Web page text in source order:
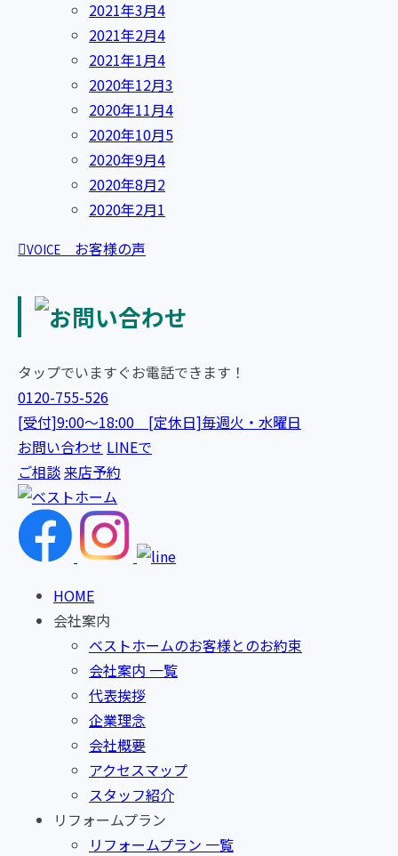
2021年3月4
2021年2月4
2021年1月4
2020年12月3
2020年11月4
2020年10月5
2020年9月4
2020年8月2
2020年2月1
VOICE お客様の声
タップでいますぐお電話できます！
0120-755-526
[受付]9:00～18:00 [定休日]毎週火・水曜日
お問い合わせ LINEで
ご相談来店予約
HOME
会社案内
ベストホームのお客様とのお約束
会社案内 一覧
代表挨拶
企業理念
会社概要
アクセスマップ
スタッフ紹介
リフォームプラン
リフォームプラン 一覧